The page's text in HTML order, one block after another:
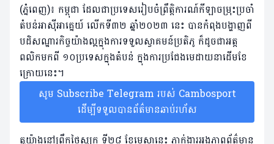
(ភ្នំពេញ)៖ កម្ពុជា ដែលជាប្រទេសរៀបចំព្រឹត្តិការណ៍កីឡាចម្រុះប្រចាំ
តំបន់អាស៊ីអាគ្នេយ៍ លើកទី៣២ ឆ្នាំ២០២៣ នេះ បានកំពុងបង្ហាញពី
បដិសណ្ឋារកិច្ចយ៉ាងល្អក្នុងការទទួលស្វាគមន៍ប្រតិភូ ក៏ដូចជាអត្ត
ពលិកមកពី ១០ប្រទេសក្នុងតំបន់ ក្នុងការប្រជែងមេដាយនាដើមខែ
ក្រោយនេះ។
សូម Subscribe Telegram របស់ Cambosport
ដើម្បីទទួលបានព័ត៌មានឆាប់រហ័ស
តួយ៉ាងនៅព្រឹកថ្ងៃសុក្រ ទី២៨ ខែមេសានេះ ភ្នាក់ងារអង្គភាពព័ត៌មាន